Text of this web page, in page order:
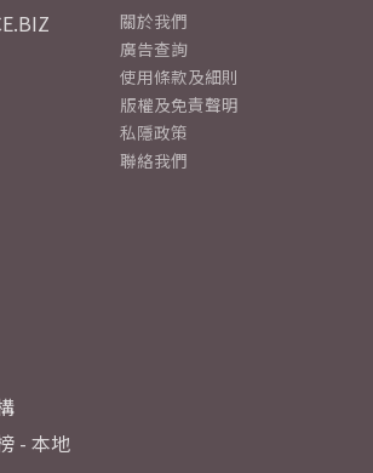
- 本地
關於我們
廣告查詢
使用條款及細則
版權及免責聲明
私隱政策
聯絡我們